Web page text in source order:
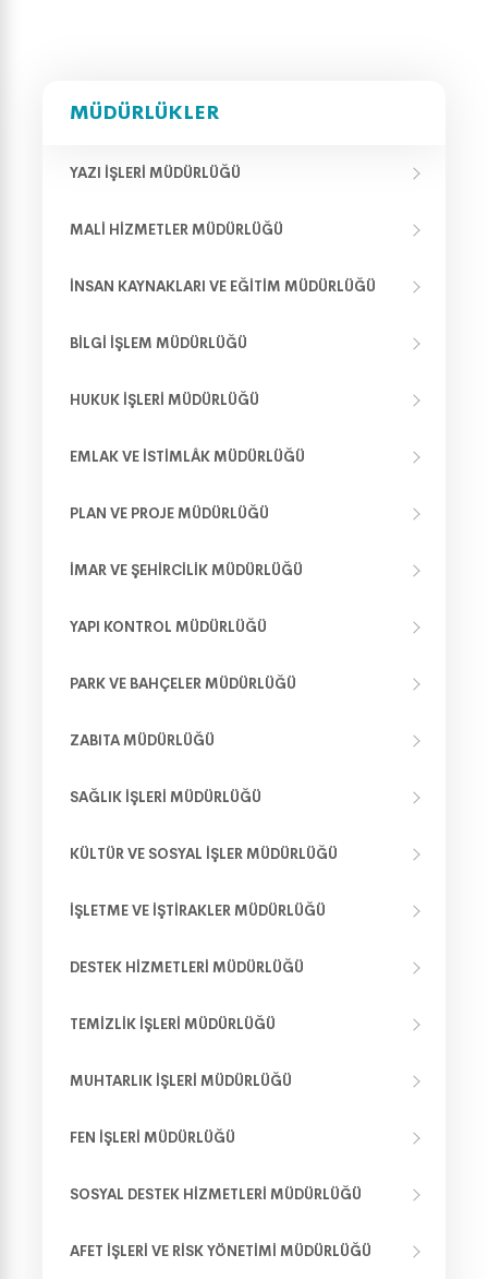
MÜDÜRLÜKLER
YAZI İŞLERI MÜDÜRLÜĞÜ
MALI HIZMETLER MÜDÜRLÜĞÜ
İNSAN KAYNAKLARI VE EĞITIM MÜDÜRLÜĞÜ
BILGI İŞLEM MÜDÜRLÜĞÜ
HUKUK İŞLERI MÜDÜRLÜĞÜ
EMLAK VE İSTIMLÂK MÜDÜRLÜĞÜ
PLAN VE PROJE MÜDÜRLÜĞÜ
İMAR VE ŞEHIRCILIK MÜDÜRLÜĞÜ
YAPI KONTROL MÜDÜRLÜĞÜ
PARK VE BAHÇELER MÜDÜRLÜĞÜ
ZABITA MÜDÜRLÜĞÜ
SAĞLIK İŞLERI MÜDÜRLÜĞÜ
KÜLTÜR VE SOSYAL İŞLER MÜDÜRLÜĞÜ
İŞLETME VE İŞTIRAKLER MÜDÜRLÜĞÜ
DESTEK HIZMETLERI MÜDÜRLÜĞÜ
TEMIZLIK İŞLERI MÜDÜRLÜĞÜ
MUHTARLIK İŞLERI MÜDÜRLÜĞÜ
FEN İŞLERI MÜDÜRLÜĞÜ
SOSYAL DESTEK HIZMETLERI MÜDÜRLÜĞÜ
AFET İŞLERI VE RISK YÖNETIMI MÜDÜRLÜĞÜ